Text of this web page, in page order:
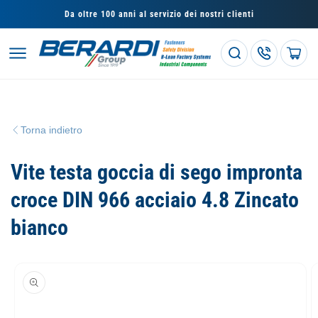
direttamente
ai contenuti
Da oltre 100 anni al servizio dei nostri clienti
Carrello
Torna indietro
Vite testa goccia di sego impronta
croce DIN 966 acciaio 4.8 Zincato
bianco
sul prodotto